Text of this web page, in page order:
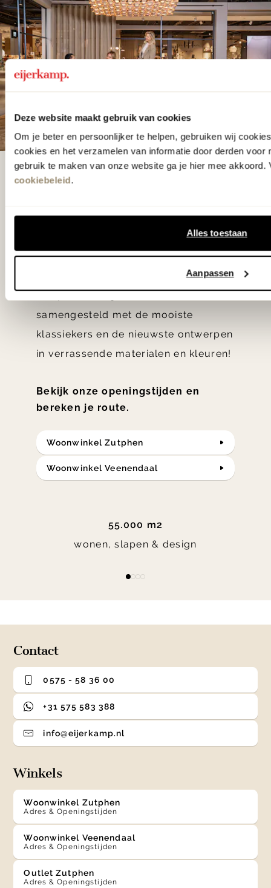
Deze website maakt gebruik van cookies
Om je beter en persoonlijker te helpen, gebruiken wij
cookies en het verzamelen van informatie door derden voor
gebruik te maken van onze website ga je hier mee akkoord.
cookiebeleid.
Alles toestaan
Aanpassen
De woonwinkel
Wie kent het programma vtwonen
'Weer verliefd op je huis' niet? We
hebben met liefde de mooiste woon-,
slaap- en designcollecties
samengesteld met de mooiste
klassiekers en de nieuwste ontwerpen
in verrassende materialen en kleuren!
Bekijk onze openingstijden en
bereken je route.
Woonwinkel Zutphen
Woonwinkel Veenendaal
55.000 m2
wonen, slapen & design
Contact
0575 - 58 36 00
+31 575 583 388
info@eijerkamp.nl
Winkels
Woonwinkel Zutphen
Adres & Openingstijden
Woonwinkel Veenendaal
Adres & Openingstijden
Outlet Zutphen
Adres & Openingstijden